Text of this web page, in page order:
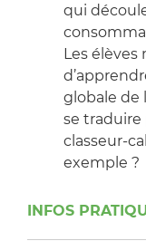
qui
Les élèves
globale de
se
classeur-
exemple ?
INFOS